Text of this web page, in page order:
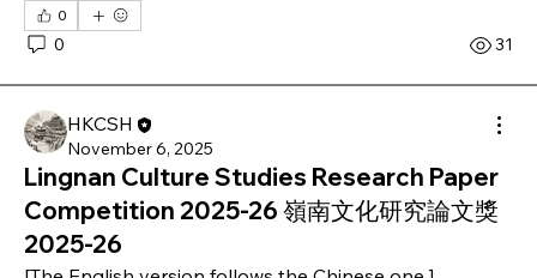
0
0 31
HKCSH
November 6, 2025
Lingnan Culture Studies Research Paper
Competition 2025-26 嶺南文化研究論文獎
2025-26